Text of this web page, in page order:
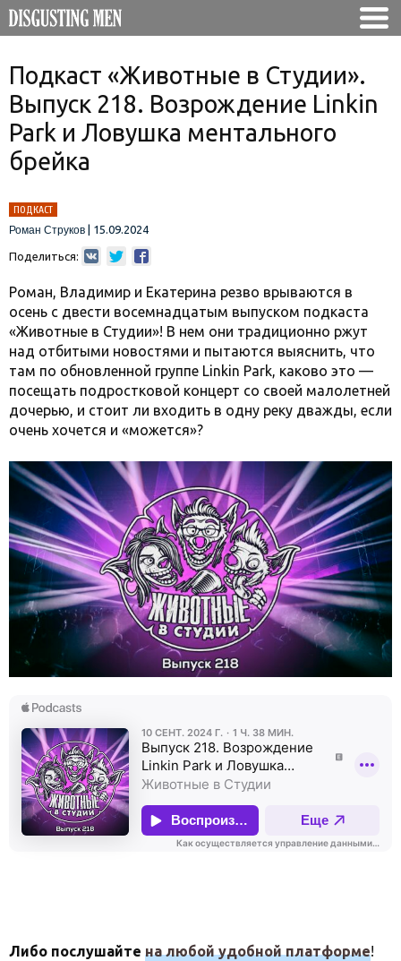
Подкаст «Животные в Студии».
Выпуск 218. Возрождение Linkin
Park и Ловушка ментального
брейка
ПОДКАСТ
Роман Струков
15.09.2024
Поделиться:
Роман, Владимир и Екатерина резво врываются в
осень с двести восемнадцатым выпуском подкаста
«Животные в Студии»! В нем они традиционно ржут
над отбитыми новостями и пытаются выяснить, что
там по обновленной группе Linkin Park, каково это —
посещать подростковой концерт со своей малолетней
дочерью, и стоит ли входить в одну реку дважды, если
очень хочется и «можется»?
Либо послушайте на любой удобной платформе!